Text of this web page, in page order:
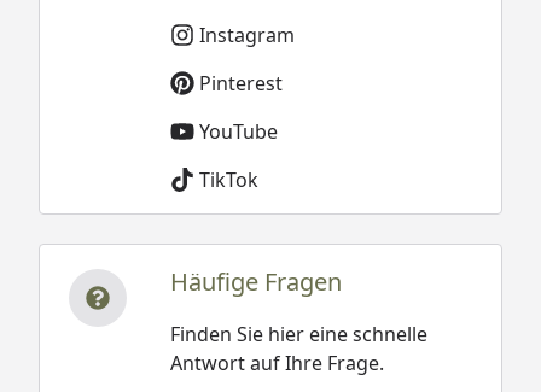
Instagram
Pinterest
YouTube
TikTok
Häufige Fragen
Finden Sie hier eine schnelle
Antwort auf Ihre Frage.